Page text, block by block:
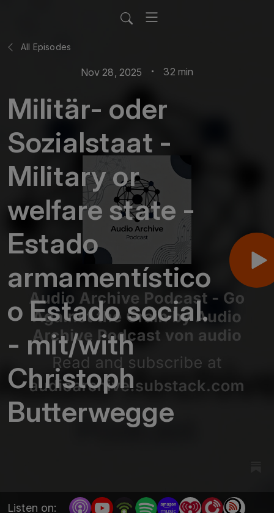
All Episodes
Nov 28, 2025 32 min
Militär- oder
Sozialstaat -
Military or
welfare state -
Estado
armamentístico
o Estado social.
- mit/with
Christoph
Butterwegge
Listen on: